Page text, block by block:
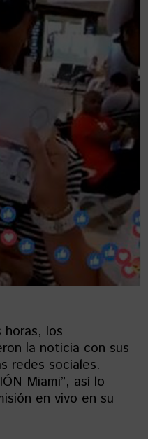
horas, los
la noticia con sus
redes sociales.
Miami”, así lo
en vivo en su